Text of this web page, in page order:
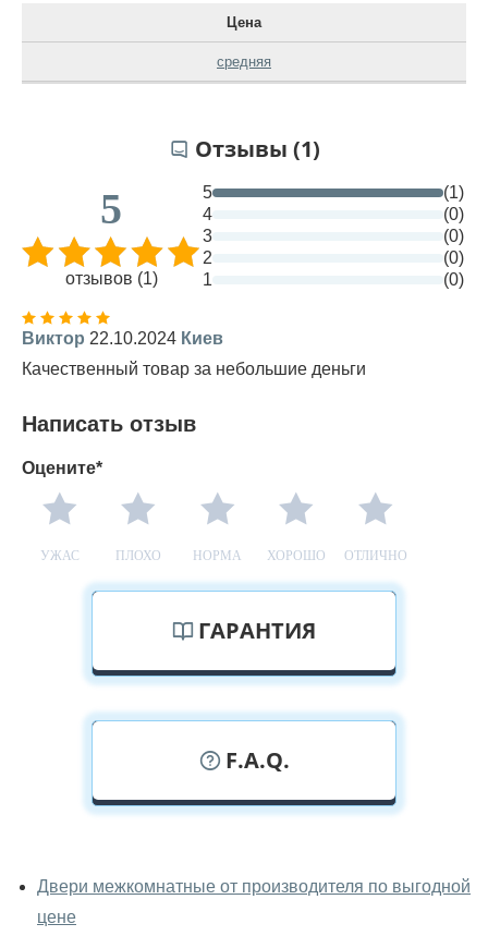
Цена
средняя
Отзывы (1)
5
отзывов (1)
5
(1)
4
(0)
3
(0)
2
(0)
1
(0)
Виктор 22.10.2024 Киев
Качественный товар за небольшие деньги
Написать отзыв
Оцените*
УЖАС ПЛОХО НОРМА ХОРОШО ОТЛИЧНО
ГАРАНТИЯ
F.A.Q.
межкомнатные двери фаворит
вживую?
Двери межкомнатные от производителя по выгодной
цене